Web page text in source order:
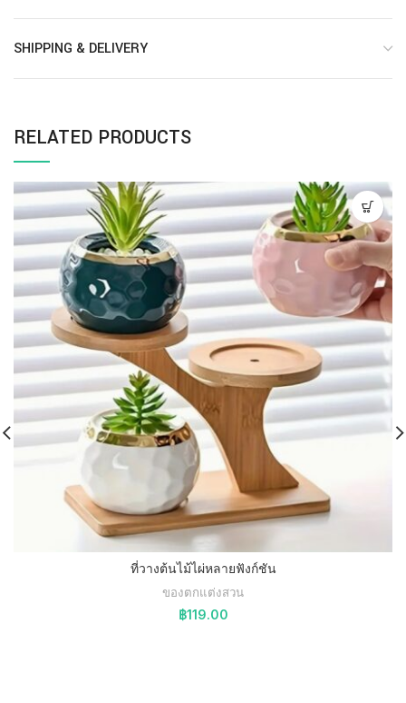
SHIPPING & DELIVERY
RELATED PRODUCTS
ที่วางต้นไม้ไผ่หลายฟังก์ชัน
ของตกแต่งสวน
฿119.00